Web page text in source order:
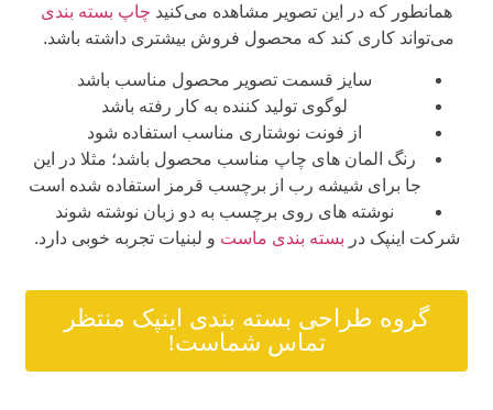
همانطور که در این تصویر مشاهده می‌کنید چاپ بسته بندی
می‌تواند کاری کند که محصول فروش بیشتری داشته باشد.
سایز قسمت تصویر محصول مناسب باشد
لوگوی تولید کننده به کار رفته باشد
از فونت نوشتاری مناسب استفاده شود
رنگ المان های چاپ مناسب محصول باشد؛ مثلا در این
جا برای شیشه رب از برچسب قرمز استفاده شده است
نوشته های روی برچسب به دو زبان نوشته شوند
شرکت اینپک در بسته بندی ماست و لبنیات تجربه خوبی دارد.
گروه طراحی بسته بندی اینپک منتظر
تماس شماست!